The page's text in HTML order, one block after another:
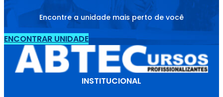
Encontre a unidade mais perto de você
ENCONTRAR UNIDADE
INSTITUCIONAL